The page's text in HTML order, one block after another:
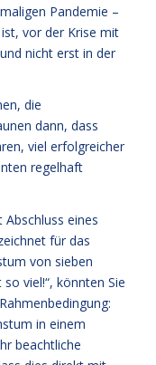
Pandemie –
vor der Krise mit
nicht erst in der
die
dann, dass
viel erfolgreicher
regelhaft
eines
für das
von sieben
viel!“, könnten Sie
in einem
beachtliche